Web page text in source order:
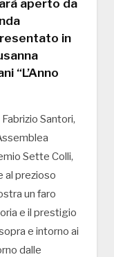
aperto da
in
“L’Anno
Santori,
Sette Colli,
al prezioso
un faro
e il prestigio
e intorno ai
dalle